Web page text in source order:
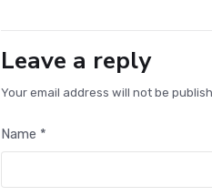
Leave a reply
Your email address will not be
Name *